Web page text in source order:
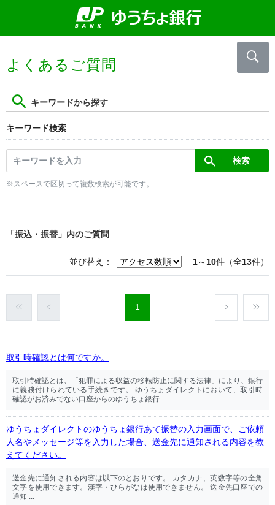
よくあるご質問
キーワードから探す
キーワード検索
※スペースで区切って複数検索が可能です。
「振込・振替」内のご質問
並び替え： 1～ 10件（全13件）
1
取引時確認とは何ですか。
取引時確認とは、「犯罪による収益の移転防止に関する法律」により、銀行
に義務付けられている手続きです。 ゆうちょダイレクトにおいて、取引時
確認がお済みでない口座からのゆうちょ銀行...
ゆうちょダイレクトのゆうちょ銀行あて振替の入力画面で、ご依頼
人名やメッセージ等を入力した場合、送金先に通知される内容を教
えてください。
送金先に通知される内容は以下のとおりです。 カタカナ、英数字等の全角
文字を使用できます。漢字・ひらがなは使用できません。 送金先口座での
通知 ...